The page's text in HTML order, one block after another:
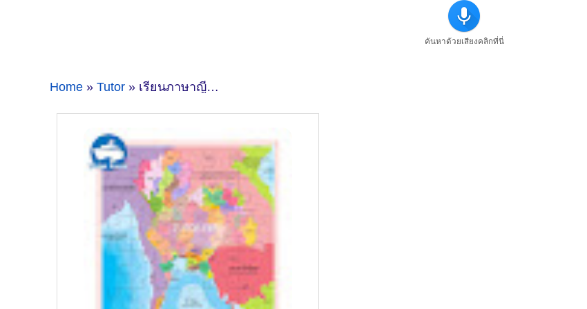
ค้นหาด้วยเสียงคลิกที่นี่
Home » Tutor » เรียนภาษาญี่ปุ่นลพบุรี